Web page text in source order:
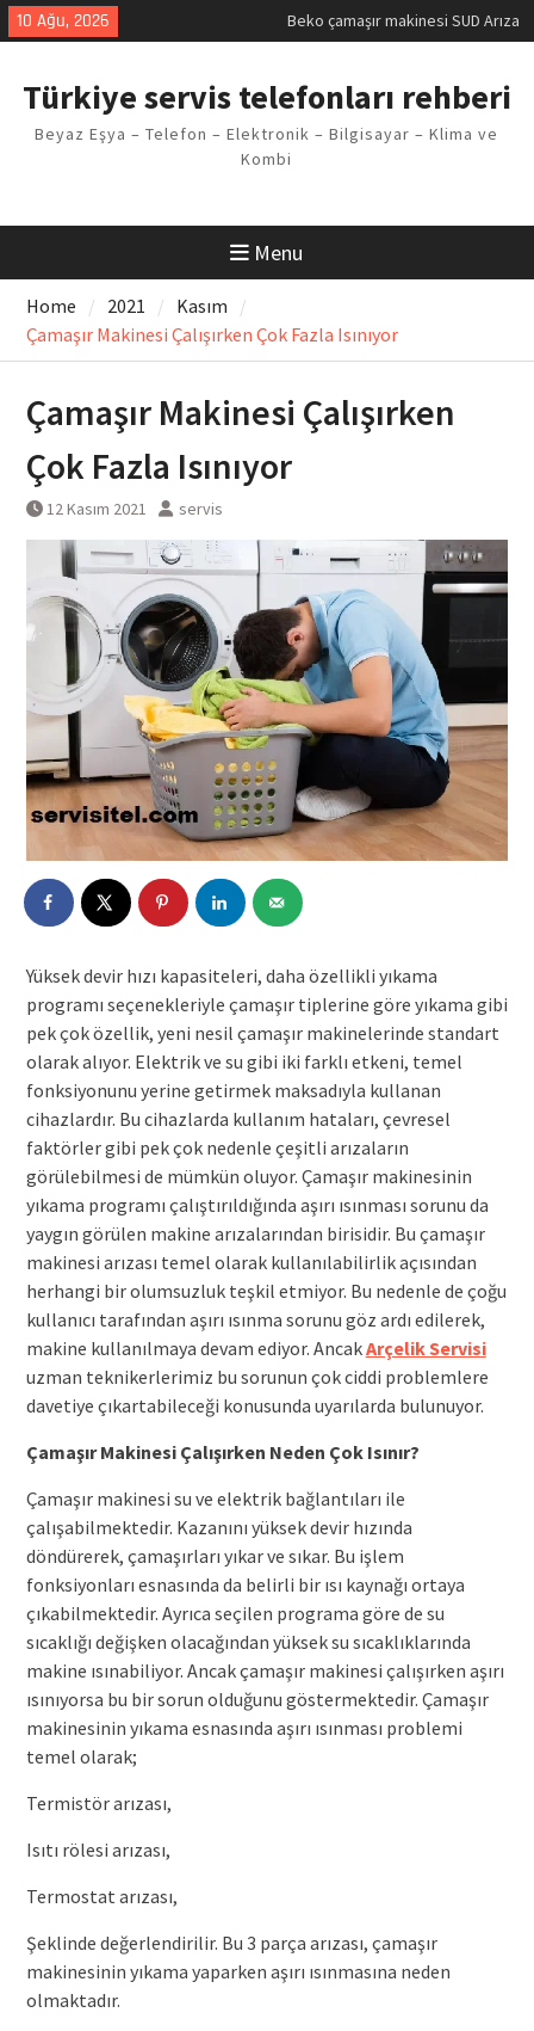
Skip
to
10 Ağu, 2026
Beko çamaşır makinesi SUD Arıza
Kodu
Kodu
Arızası Çözümü
E02 Arıza Kodu Regal kombi
Viessmann kombi F3 Hatası
Çözüm Yöntemleri
Türkiye servis telefonları rehberi
Beyaz Eşya – Telefon – Elektronik – Bilgisayar – Klima ve
Kombi
Menu
Home 2021
Kasım
Çamaşır Makinesi Çalışırken Çok Fazla Isınıyor
Çamaşır Makinesi Çalışırken
Çok Fazla Isınıyor
12 Kasım 2021 servis
Yüksek devir hızı kapasiteleri, daha özellikli yıkama
programı seçenekleriyle çamaşır tiplerine göre yıkama gibi
pek çok özellik, yeni nesil çamaşır makinelerinde standart
olarak alıyor. Elektrik ve su gibi iki farklı etkeni, temel
fonksiyonunu yerine getirmek maksadıyla kullanan
cihazlardır. Bu cihazlarda kullanım hataları, çevresel
faktörler gibi pek çok nedenle çeşitli arızaların
görülebilmesi de mümkün oluyor. Çamaşır makinesinin
yıkama programı çalıştırıldığında aşırı ısınması sorunu da
yaygın görülen makine arızalarından birisidir. Bu çamaşır
makinesi arızası temel olarak kullanılabilirlik açısından
herhangi bir olumsuzluk teşkil etmiyor. Bu nedenle de çoğu
kullanıcı tarafından aşırı ısınma sorunu göz ardı edilerek,
makine kullanılmaya devam ediyor. AncakArçelik Servisi
uzman teknikerlerimiz bu sorunun çok ciddi problemlere
davetiye çıkartabileceği konusunda uyarılarda bulunuyor.
Çamaşır Makinesi Çalışırken Neden Çok Isınır?
Çamaşır makinesi su ve elektrik bağlantıları ile
çalışabilmektedir. Kazanını yüksek devir hızında
döndürerek, çamaşırları yıkar ve sıkar. Bu işlem
fonksiyonları esnasında da belirli bir ısı kaynağı ortaya
çıkabilmektedir. Ayrıca seçilen programa göre de su
sıcaklığı değişken olacağından yüksek su sıcaklıklarında
makine ısınabiliyor. Ancak çamaşır makinesi çalışırken aşırı
ısınıyorsa bu bir sorun olduğunu göstermektedir. Çamaşır
makinesinin yıkama esnasında aşırı ısınması problemi
temel olarak;
Termistör arızası,
Isıtı rölesi arızası,
Termostat arızası,
Şeklinde değerlendirilir. Bu 3 parça arızası, çamaşır
makinesinin yıkama yaparken aşırı ısınmasına neden
olmaktadır.